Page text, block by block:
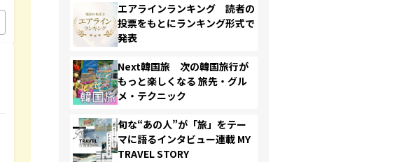
エアラインランキング 読者の
投票をもとにランキング形式で
発表
Next韓国旅 次の韓国旅行が
もっと楽しくなる 旅先・グル
メ・テクニック
旬な“あの人”が「旅」をテー
マに語るインタビュー連載 MY
TRAVEL STORY